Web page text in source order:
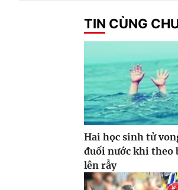
TIN CÙNG
Hai học sinh tử
đuối nước khi theo
lên rẫy